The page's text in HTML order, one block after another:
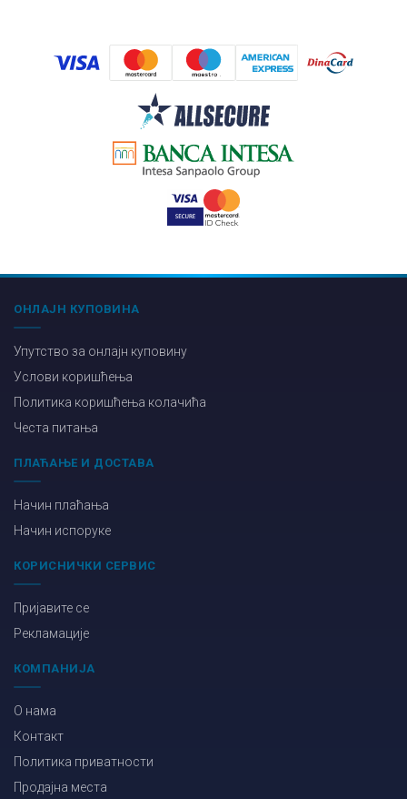
ОНЛАЈН КУПОВИНА
Упутство за онлајн куповину
Услови коришћења
Политика коришћења колачића
Честа питања
ПЛАЋАЊЕ И ДОСТАВА
Начин плаћања
Начин испоруке
КОРИСНИЧКИ СЕРВИС
Пријавите се
Рекламације
КОМПАНИЈА
О нама
Контакт
Политика приватности
Продајна места